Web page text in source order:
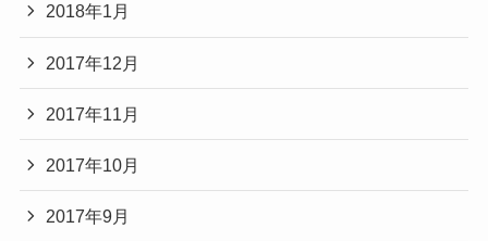
2018年1月
2017年12月
2017年11月
2017年10月
2017年9月